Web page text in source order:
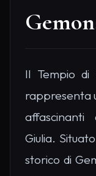
Il Tempio di
rappresenta
affascinanti
Giulia.
storico di